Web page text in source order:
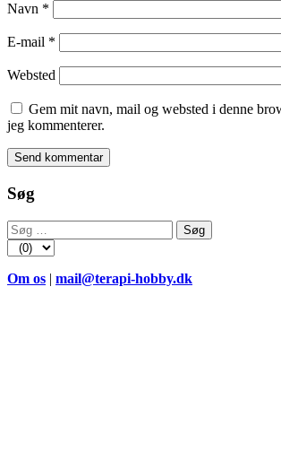
Navn *
E-mail *
Websted
Gem mit navn, mail og websted i denne
jeg kommenterer.
Søg
Søg
efter:
Om os | mail@terapi-hobby.dk